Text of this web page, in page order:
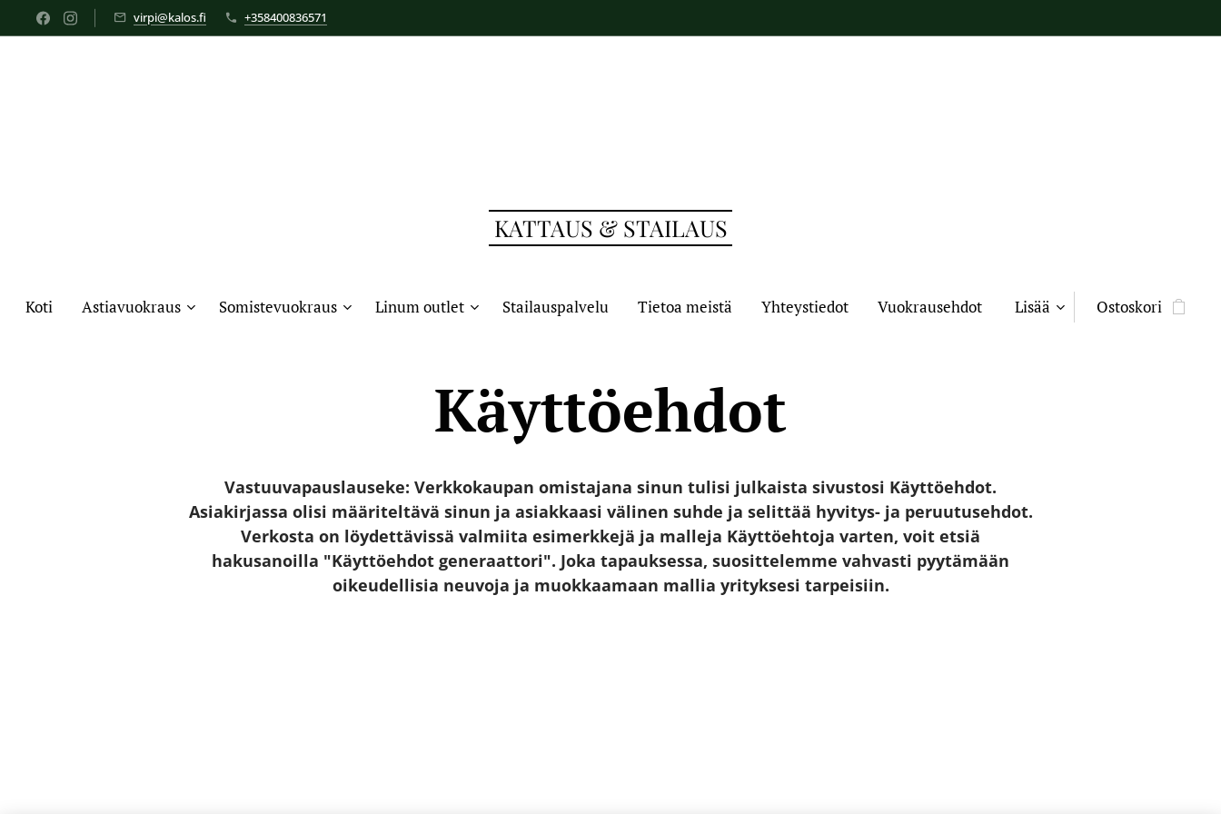
virpi@kalos.fi +358400836571
KATTAUS & STAILAUS
Koti Astiavuokraus Somistevuokraus Linum outlet Stailauspalvelu Tietoa meistä Yhteystiedot Vuokrausehdot Lisää Ostoskori
Käyttöehdot
Vastuuvapauslauseke: Verkkokaupan omistajana sinun tulisi julkaista sivustosi Käyttöehdot.
Asiakirjassa olisi määriteltävä sinun ja asiakkaasi välinen suhde ja selittää hyvitys- ja peruutusehdot.
Verkosta on löydettävissä valmiita esimerkkejä ja malleja Käyttöehtoja varten, voit etsiä
hakusanoilla "Käyttöehdot generaattori". Joka tapauksessa, suosittelemme vahvasti pyytämään
oikeudellisia neuvoja ja muokkaamaan mallia yrityksesi tarpeisiin.